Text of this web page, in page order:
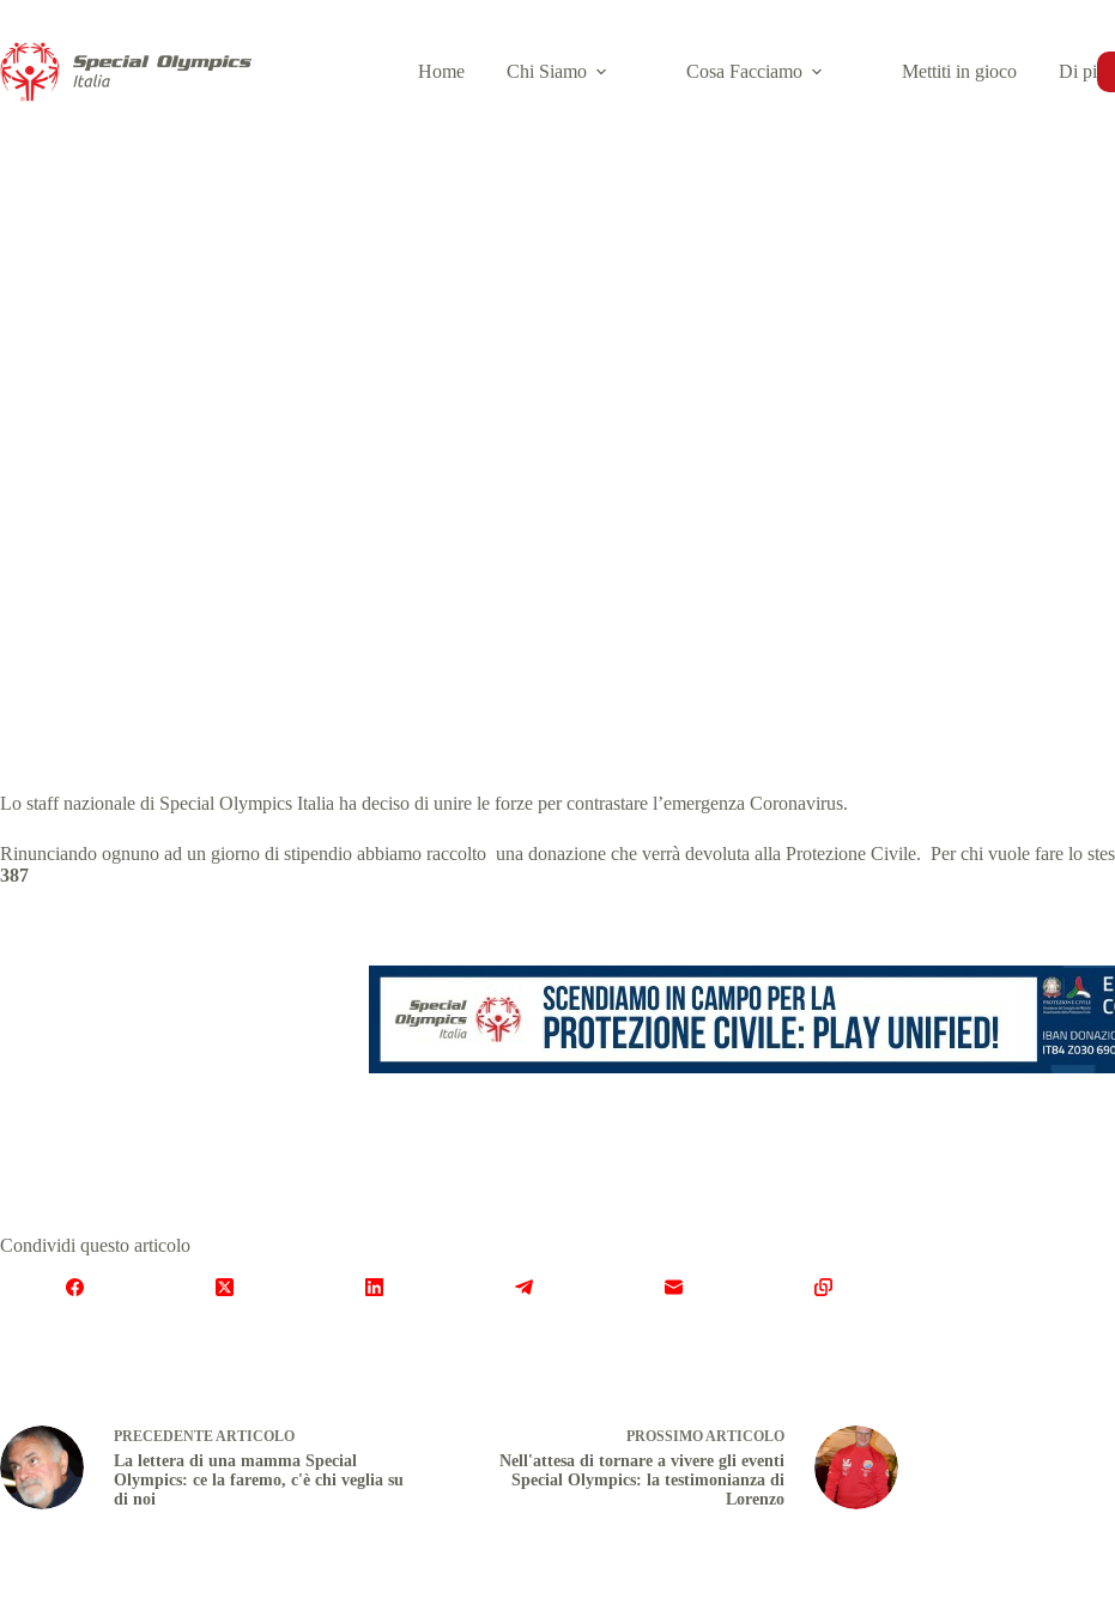
Home Chi Siamo Cosa Facciamo Mettiti in gioco Di più
Lo staff nazionale di Special Olympics Italia ha deciso di unire le forze per contrastare l’emergenza Coronavirus.
Rinunciando ognuno ad un giorno di stipendio abbiamo raccolto una donazione che verrà devoluta alla Protezione Civile. Per chi vuole fare lo
387
Condividi questo articolo
PRECEDENTEARTICOLO
La lettera di una mamma Special
Olympics: ce la faremo, c'è chi veglia su
di noi
PROSSIMOARTICOLO
Nell'attesa di tornare a vivere gli eventi
Special Olympics: la testimonianza di
Lorenzo